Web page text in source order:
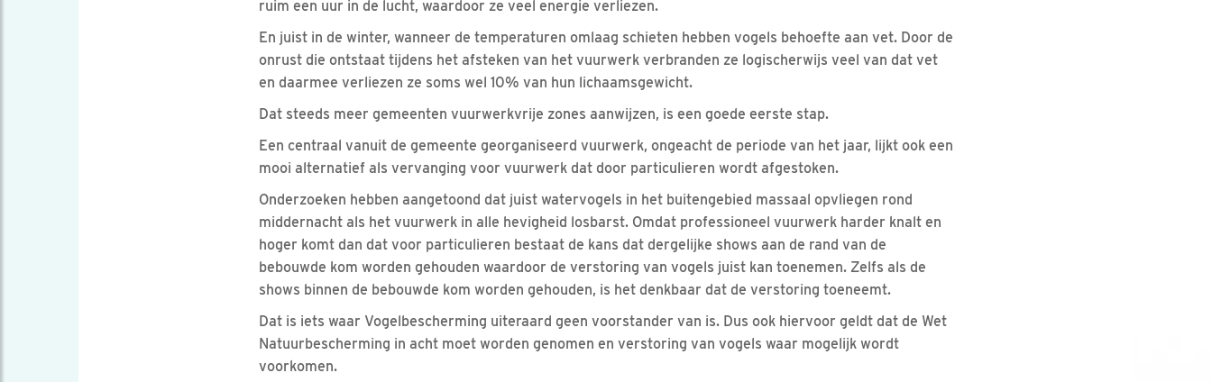
ruim een uur in de lucht, waardoor ze veel energie verliezen.
En juist in de winter, wanneer de temperaturen omlaag schieten hebben vogels behoefte aan vet. Door de
onrust die ontstaat tijdens het afsteken van het vuurwerk verbranden ze logischerwijs veel van dat vet
en daarmee verliezen ze soms wel 10% van hun lichaamsgewicht.
Dat steeds meer gemeenten vuurwerkvrije zones aanwijzen, is een goede eerste stap.
Een centraal vanuit de gemeente georganiseerd vuurwerk, ongeacht de periode van het jaar, lijkt ook een
mooi alternatief als vervanging voor vuurwerk dat door particulieren wordt afgestoken.
Onderzoeken hebben aangetoond dat juist watervogels in het buitengebied massaal opvliegen rond
middernacht als het vuurwerk in alle hevigheid losbarst. Omdat professioneel vuurwerk harder knalt en
hoger komt dan dat voor particulieren bestaat de kans dat dergelijke shows aan de rand van de
bebouwde kom worden gehouden waardoor de verstoring van vogels juist kan toenemen. Zelfs als de
shows binnen de bebouwde kom worden gehouden, is het denkbaar dat de verstoring toeneemt.
Dat is iets waar Vogelbescherming uiteraard geen voorstander van is. Dus ook hiervoor geldt dat de Wet
Natuurbescherming in acht moet worden genomen en verstoring van vogels waar mogelijk wordt
voorkomen.